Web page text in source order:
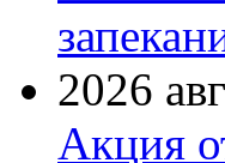
2026
Акция